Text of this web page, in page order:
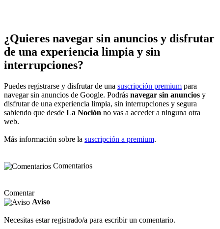
¿Quieres navegar sin anuncios y disfrutar
de una experiencia limpia y sin
interrupciones?
Puedes registrarse y disfrutar de una suscripción premium para
navegar sin anuncios de Google. Podrás navegar sin anuncios y
disfrutar de una experiencia limpia, sin interrupciones y segura
sabiendo que desde La Noción no vas a acceder a ninguna otra
web.
Más información sobre la suscripción a premium.
Comentarios
Comentar
Aviso
Necesitas estar registrado/a para escribir un comentario.